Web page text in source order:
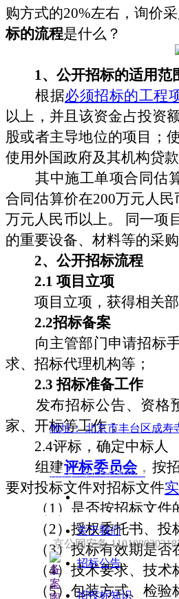
购方式的20%左右，询价
标的流程是什么？
1、公开招标的适用范
根据必须招标的工程
以上，并且该资金占投资
股或者主导地位的项目；
使用外国政府及其机构贷
其中施工单项合同估算
合同估算价在200万元人
万元人民币以上。 同一项
的重要设备、材料等的采
2、公开招标流程
2.1 项目立项
项目立项，获得相关部
2.2招标备案
向主管部门申请招标手
求、招标代理机构等；
2.3招标准备工作
发布招标公告、资格预
家、开标等工作；
2.4评标，确定中标人
组建评标委员会，按
要对投标文件对招标文件
（1）是否按招标文件
（2）授权委托书、投
（3）投标有效期是否
（4）技术要求、技术
（5）包装方式、检验标
地址： 北京市丰台区成寿
备案号：京ICP备19057238
关于我们
招标公告
招投标知识
京公网安备